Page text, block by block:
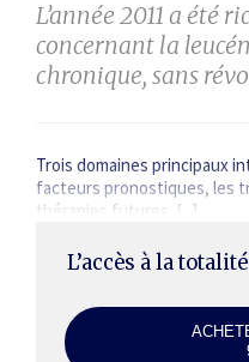
L’année 2011 a été
concernant la
chronique, sans
Trois domaines principaux
facteurs pronostiques, les
thérapies futures. [...]
L’accès à la